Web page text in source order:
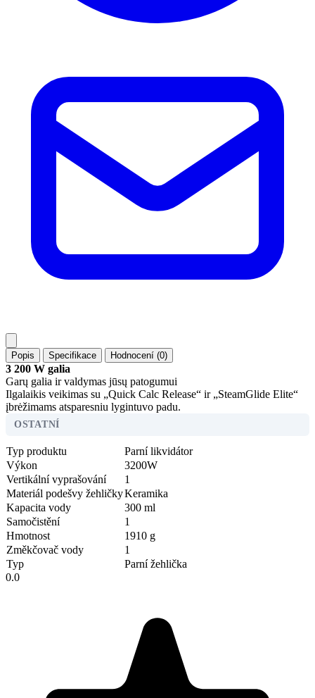
Popis Specifikace Hodnocení (0)
3 200 W galia
Garų galia ir valdymas jūsų patogumui
Ilgalaikis veikimas su „Quick Calc Release“ ir „SteamGlide Elite“
įbrėžimams atsparesniu lygintuvo padu.
OSTATNÍ
Typ produktu
Parní likvidátor
Výkon
3200W
Vertikální vyprašování
1
Materiál podešvy žehličkyKeramika
Kapacita vody
300 ml
Samočistění
1
Hmotnost
1910 g
Změkčovač vody
1
Typ
Parní žehlička
0.0